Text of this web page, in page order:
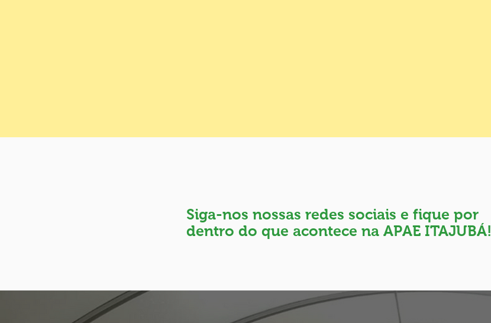
Siga-nos nossas redes sociais e fique por
dentro do que acontece na APAE ITAJUBÁ!